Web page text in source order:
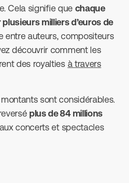
Cela signifie que chaque
milliers d’euros de
entre auteurs, compositeurs
découvrir comment les
des royalties à travers
sont considérables.
plus de 84 millions
concerts et spectacles